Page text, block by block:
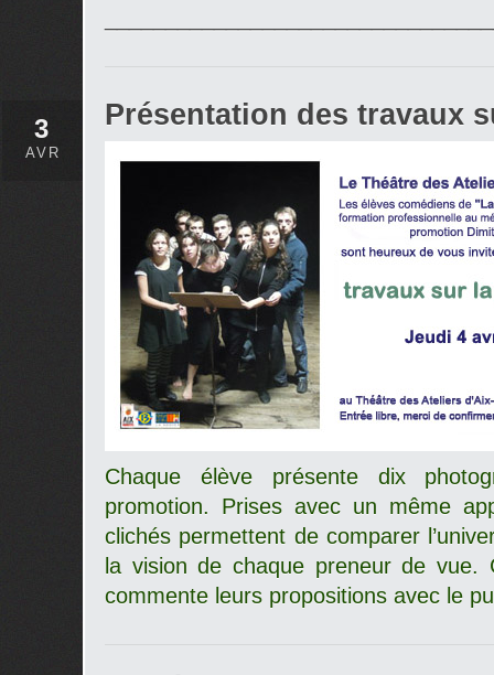
3
AVR
Présentation des travaux
Chaque élève présente dix
promotion. Prises avec un même
clichés permettent de comparer
la vision de chaque preneur de vue.
commente leurs propositions avec le